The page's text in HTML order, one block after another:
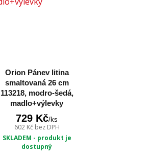
Orion Pánev litina
smaltovaná 26 cm
113218, modro-šedá,
madlo+výlevky
729 Kč/ks
602 Kč bez DPH
SKLADEM - produkt je
dostupný